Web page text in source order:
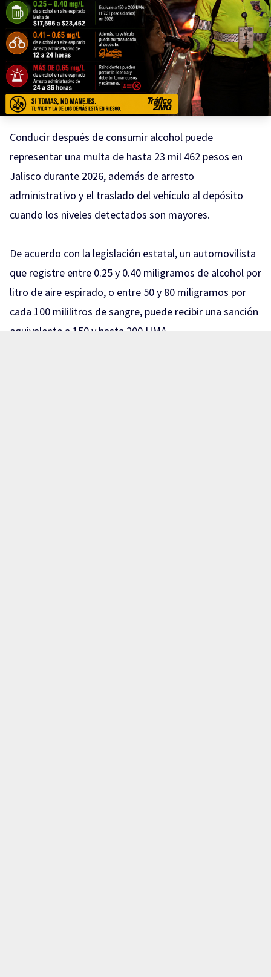
Conducir después de consumir alcohol puede
representar una multa de hasta 23 mil 462 pesos en
Jalisco durante 2026, además de arresto
administrativo y el traslado del vehículo al depósito
cuando los niveles detectados son mayores.
De acuerdo con la legislación estatal, un automovilista
que registre entre 0.25 y 0.40 miligramos de alcohol por
litro de aire espirado, o entre 50 y 80 miligramos por
cada 100 mililitros de sangre, puede recibir una sanción
equivalente a 150 y hasta 200 UMA.